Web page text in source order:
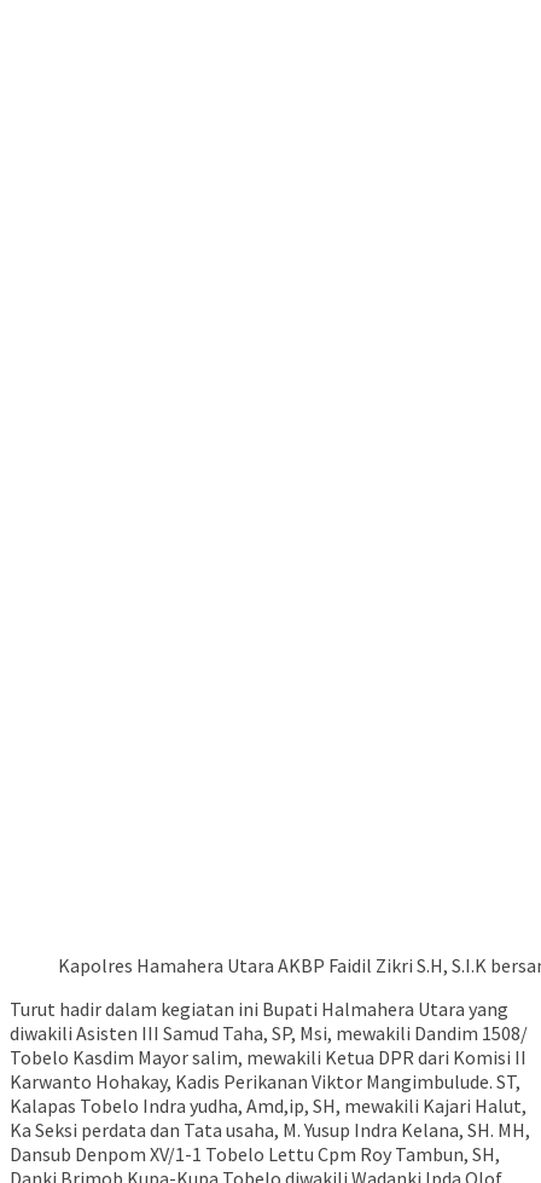
Kapolres Hamahera Utara AKBP Faidil Zikri S.H, S.I.K
Turut hadir dalam kegiatan ini Bupati Halmahera Utara yang
diwakili Asisten III Samud Taha, SP, Msi, mewakili Dandim 1508/
Tobelo Kasdim Mayor salim, mewakili Ketua DPR dari Komisi II
Karwanto Hohakay, Kadis Perikanan Viktor Mangimbulude. ST,
Kalapas Tobelo Indra yudha, Amd,ip, SH, mewakili Kajari Halut,
Ka Seksi perdata dan Tata usaha, M. Yusup Indra Kelana, SH. MH,
Dansub Denpom XV/1-1 Tobelo Lettu Cpm Roy Tambun, SH,